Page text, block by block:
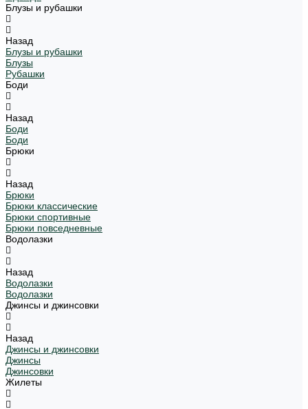
Блузы и рубашки
Назад
Блузы и рубашки
Блузы
Рубашки
Боди
Назад
Боди
Боди
Брюки
Назад
Брюки
Брюки классические
Брюки спортивные
Брюки повседневные
Водолазки
Назад
Водолазки
Водолазки
Джинсы и джинсовки
Назад
Джинсы и джинсовки
Джинсы
Джинсовки
Жилеты